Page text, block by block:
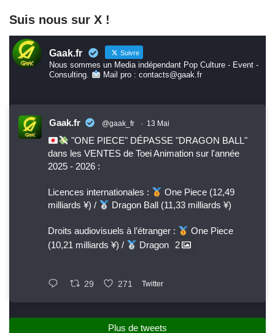
Suis nous sur X !
Gaak.fr Suivre
Nous sommes un Media indépendant Pop Culture - Event -
Consulting.
Mail pro : contacts@gaak.fr
Gaak.fr @gaak_fr · 13 Mai
"ONE PIECE" DÉPASSE "DRAGON BALL"
dans les VENTES de Toei Animation sur l'année
2025 - 2026 :
Licences internationales :
One Piece (12,49
milliards ¥) /
Dragon Ball (11,33 milliards ¥)
Droits audiovisuels à l’étranger :
One Piece
(10,21 milliards ¥) /
Dragon 2
29 271 Twitter
Plus de tweets